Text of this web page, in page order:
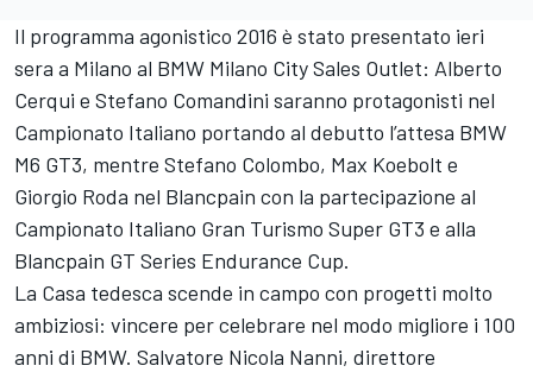
Il programma agonistico 2016 è stato presentato ieri
sera a Milano al BMW Milano City Sales Outlet: Alberto
Cerqui e Stefano Comandini saranno protagonisti nel
Campionato Italiano portando al debutto l’attesa BMW
M6 GT3, mentre Stefano Colombo, Max Koebolt e
Giorgio Roda nel Blancpain con la partecipazione al
Campionato Italiano Gran Turismo Super GT3 e alla
Blancpain GT Series Endurance Cup.
La Casa tedesca scende in campo con progetti molto
ambiziosi: vincere per celebrare nel modo migliore i 100
anni di BMW. Salvatore Nicola Nanni, direttore